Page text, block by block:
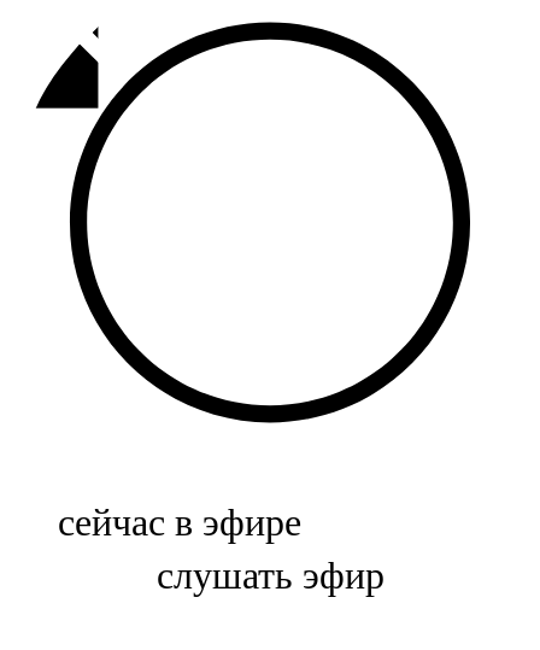
92,9 FM
Базарлы матак
107,1 FM
Балык бистәсе
104,9 FM
Баулы
107,5 FM
Биләр
Болгар
сейчас в эфире
слушать эфир